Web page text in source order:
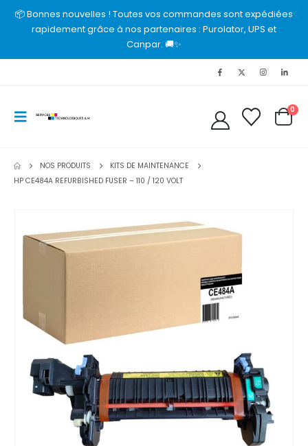
📦 Bonnes nouvelles ! Toutes vos commandes sont expédiées
rapidement grâce à nos partenaires : Purolator, UPS et
Canpar. 🚚✨
0
NOS PRODUITS
KITS DE MAINTENANCE
HP CE484A REFURBISHED FUSER – 110 / 120 VOLT